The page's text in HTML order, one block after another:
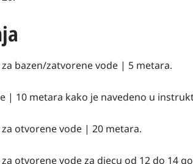
bazen/zatvorene vode | 5 metara.
| 10 metara kako je navedeno u
otvorene vode | 20 metara.
otvorene vode za djecu od 12 do 14